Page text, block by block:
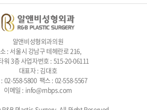
알앤비성형외과의원
: 서울시 강남구 테헤란로 216,
워 3층 사업자번호 : 515-20-06111
대표자 : 김대호
: 02-558-5800 팩스 : 02-558-5567
이메일 : info@rnbps.com